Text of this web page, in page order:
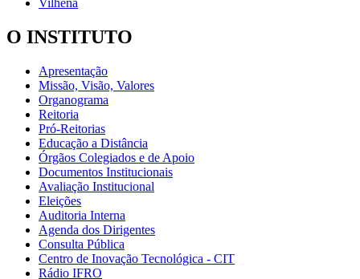
O INSTITUTO
Apresentação
Missão, Visão, Valores
Organograma
Reitoria
Pró-Reitorias
Educação a Distância
Órgãos Colegiados e de Apoio
Documentos Institucionais
Avaliação Institucional
Eleições
Auditoria Interna
Agenda dos Dirigentes
Consulta Pública
Centro de Inovação Tecnológica - CIT
Rádio IFRO